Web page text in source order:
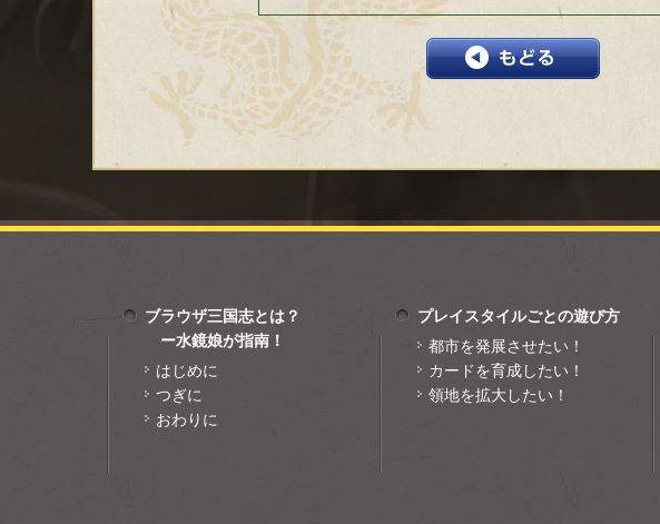
ブラウザ三国志とは？
ー水鏡娘が指南！
はじめに
つぎに
おわりに
プレイスタイルごとの遊び方
都市を発展させたい！
カードを育成したい！
領地を拡大したい！